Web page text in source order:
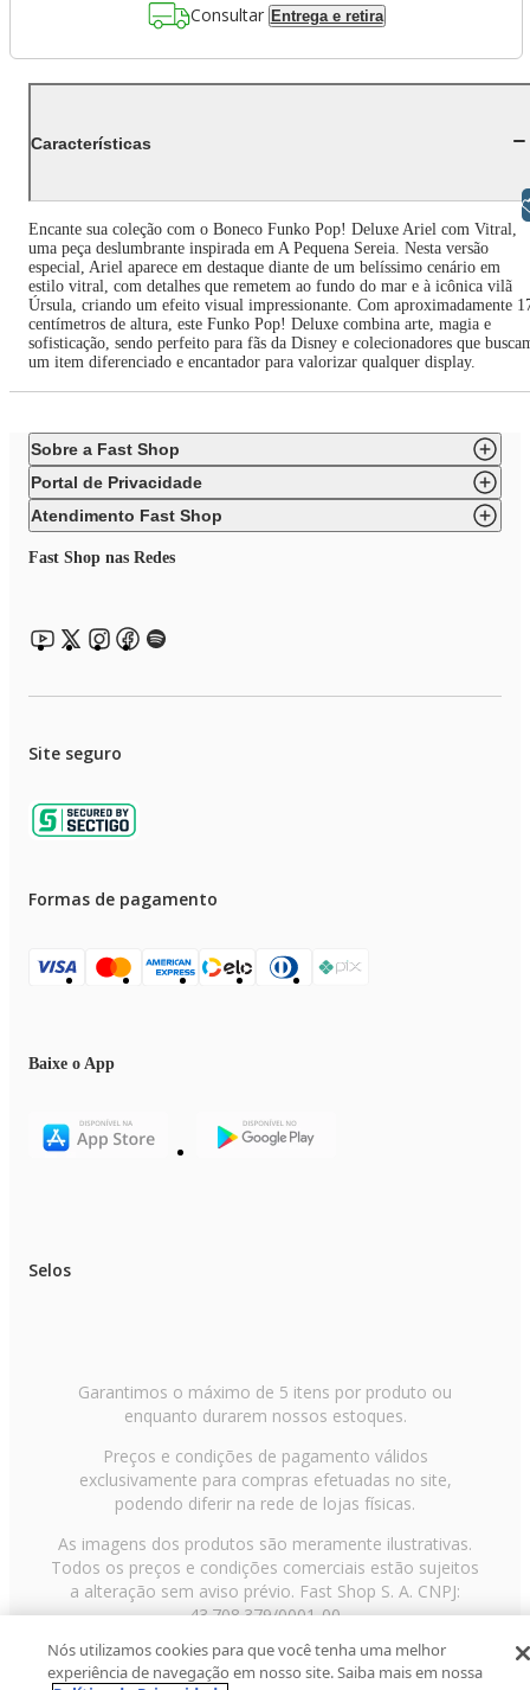
Consultar Entrega e retira
Características
Encante sua coleção com o Boneco Funko Pop! Deluxe Ariel com Vitral,
uma peça deslumbrante inspirada em A Pequena Sereia. Nesta versão
especial, Ariel aparece em destaque diante de um belíssimo cenário em
estilo vitral, com detalhes que remetem ao fundo do mar e à icônica vilã
Úrsula, criando um efeito visual impressionante. Com aproximadamente
centímetros de altura, este Funko Pop! Deluxe combina arte, magia e
sofisticação, sendo perfeito para fãs da Disney e colecionadores que
um item diferenciado e encantador para valorizar qualquer display.
Sobre a Fast Shop
Portal de Privacidade
Atendimento Fast Shop
Fast Shop nas Redes
Site seguro
Formas de pagamento
Baixe o App
Selos
Garantimos o máximo de 5 itens por produto ou
enquanto durarem nossos estoques.
Preços e condições de pagamento válidos
exclusivamente para compras efetuadas no site,
podendo diferir na rede de lojas físicas.
As imagens dos produtos são meramente ilustrativas.
Todos os preços e condições comerciais estão sujeitos
a alteração sem aviso prévio. Fast Shop S. A. CNPJ:
43.708.379/0001-00
Avenida Zaki Narchi, nº 1650, sobreloja, Carandiru, São
Paulo/SP, CEP 02029-001, Telefone: 11 3003-3728 ©
Nós utilizamos cookies para que você tenha uma melhor
experiência de navegação em nosso site. Saiba mais em nossa
Libras